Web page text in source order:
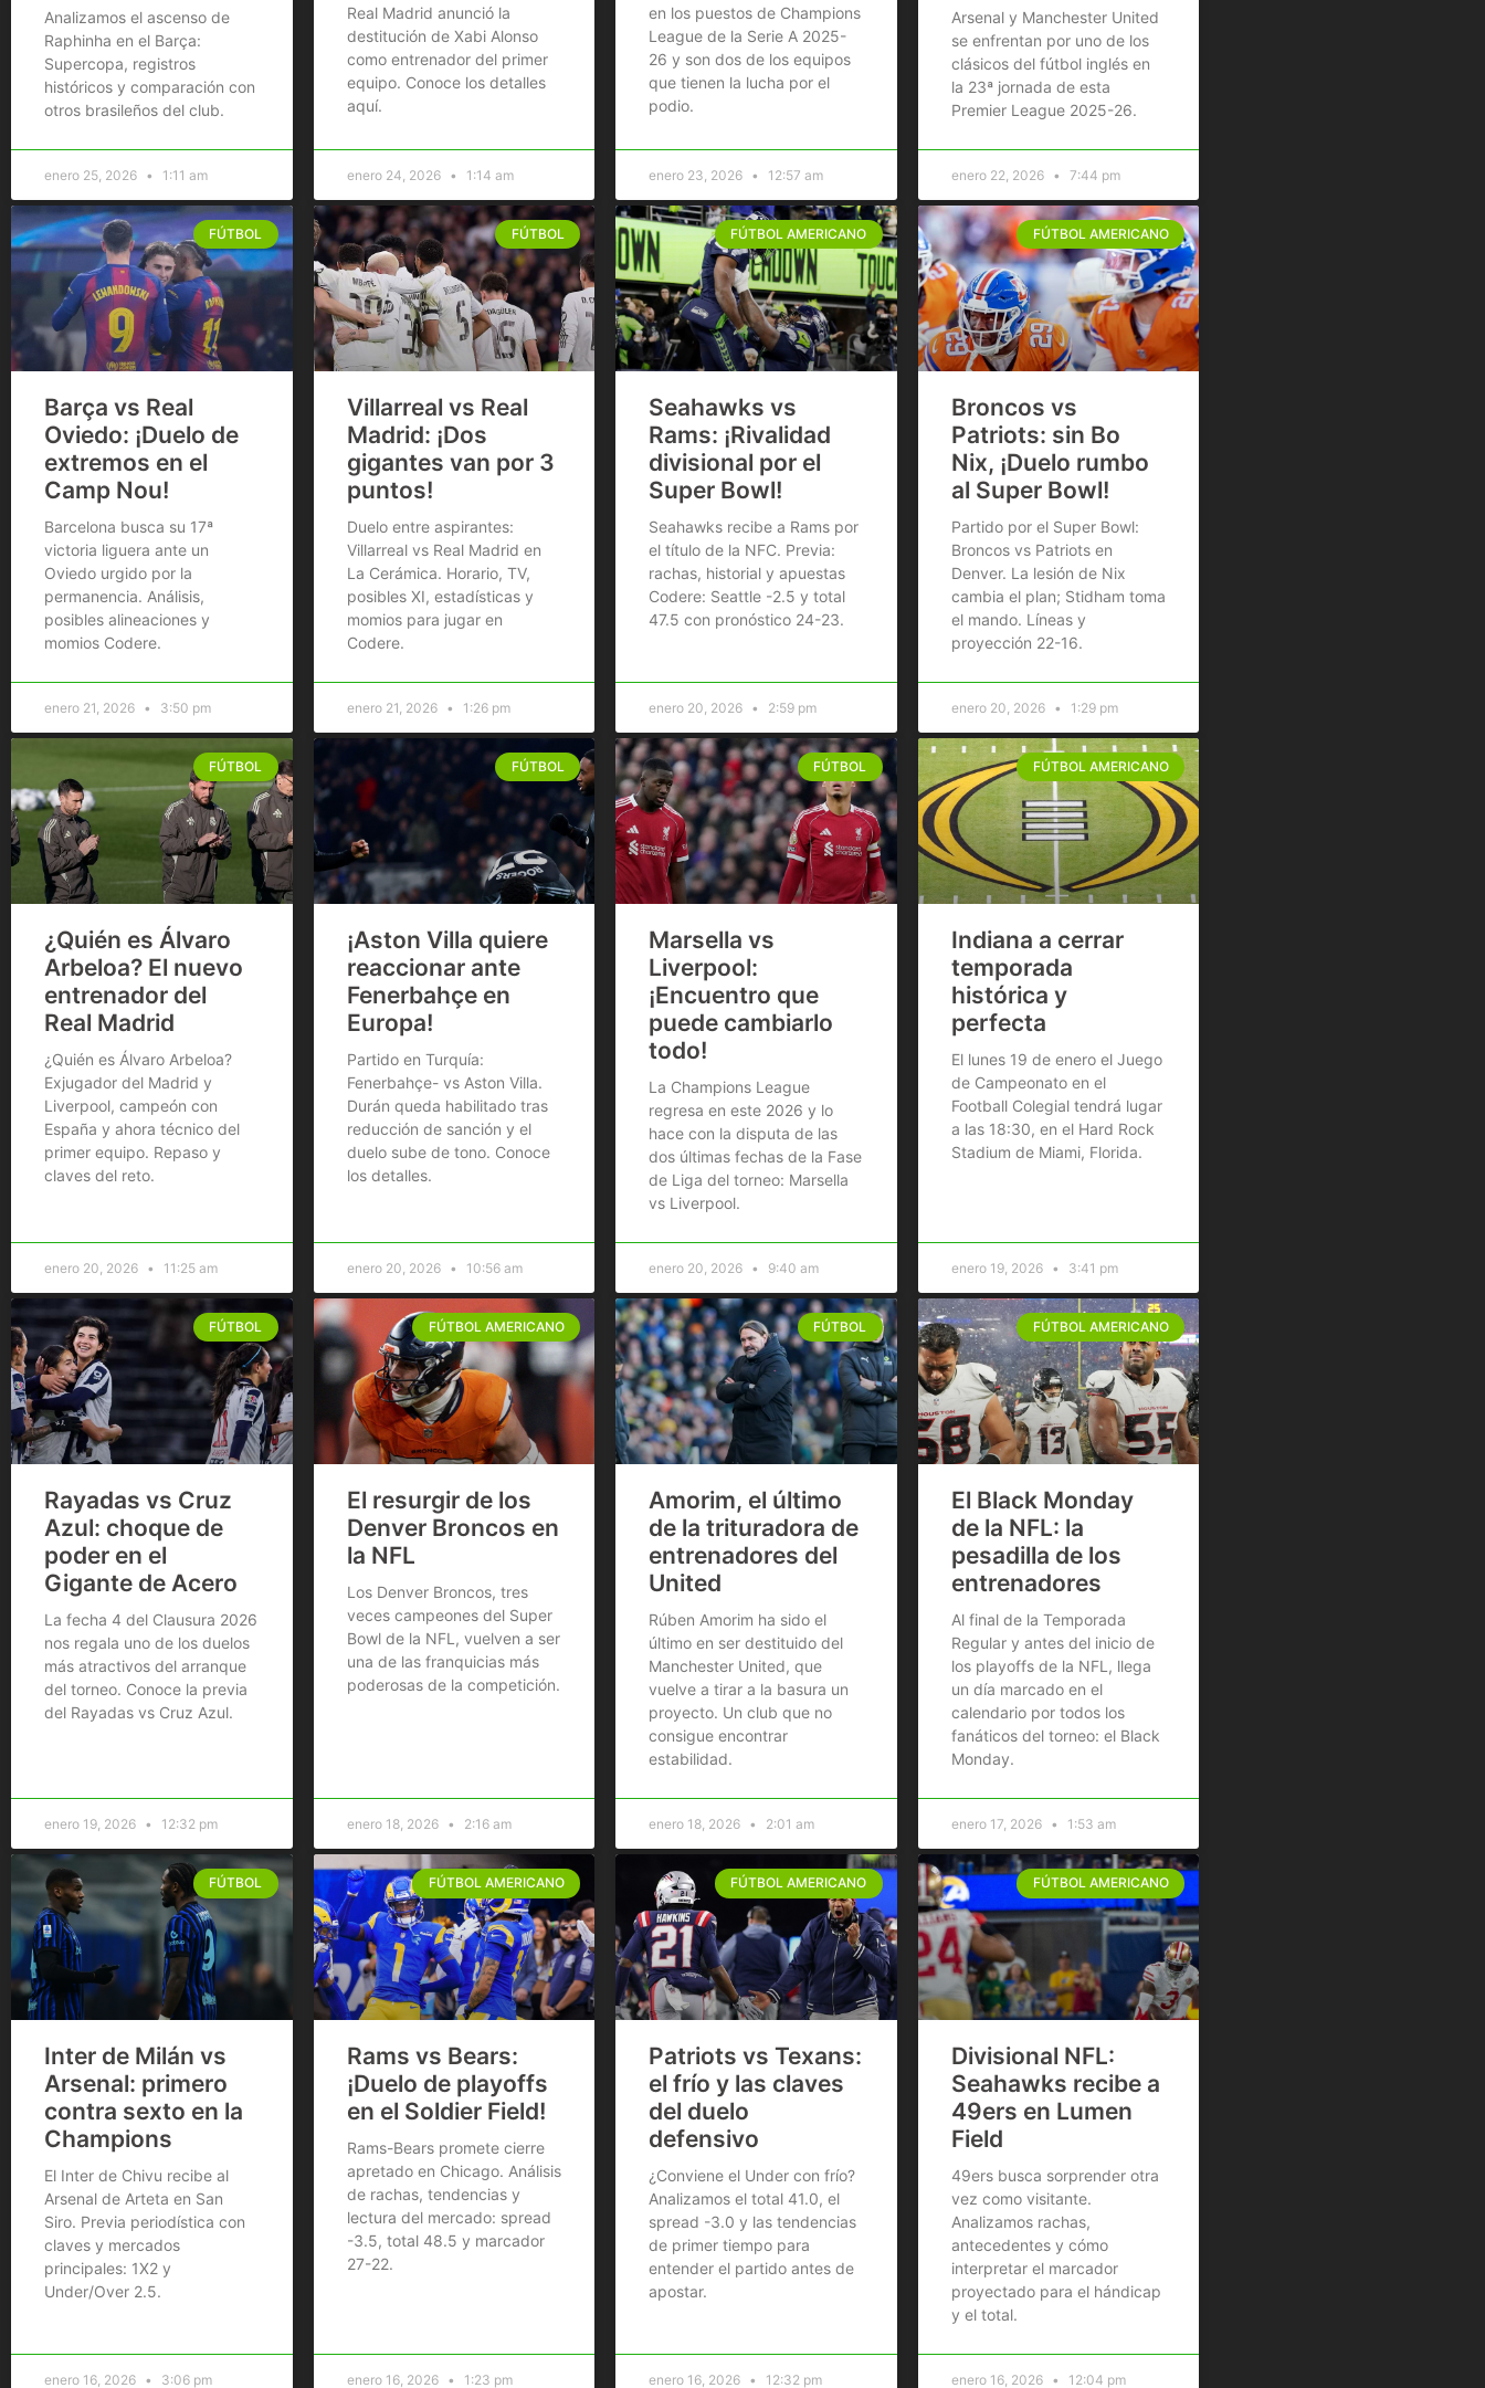
Analizamos el ascenso de
Raphinha en el Barça:
Supercopa, registros
históricos y comparación con
otros brasileños del club.
enero 25, 2026 1:11 am
Real Madrid anunció la
destitución de Xabi Alonso
como entrenador del primer
equipo. Conoce los detalles
aquí.
enero 24, 2026 1:14 am
en los puestos de Champions
League de la Serie A 2025-
26 y son dos de los equipos
que tienen la lucha por el
podio.
enero 23, 2026 12:57 am
Arsenal y Manchester United
se enfrentan por uno de los
clásicos del fútbol inglés en
la 23ª jornada de esta
Premier League 2025-26.
enero 22, 2026 7:44 pm
FÚTBOL
Barça vs Real
Oviedo: ¡Duelo de
extremos en el
Camp Nou!
Barcelona busca su 17ª
victoria liguera ante un
Oviedo urgido por la
permanencia. Análisis,
posibles alineaciones y
momios Codere.
enero 21, 2026 3:50 pm
FÚTBOL
Villarreal vs Real
Madrid: ¡Dos
gigantes van por 3
puntos!
Duelo entre aspirantes:
Villarreal vs Real Madrid en
La Cerámica. Horario, TV,
posibles XI, estadísticas y
momios para jugar en
Codere.
enero 21, 2026 1:26 pm
FÚTBOL AMERICANO
Seahawks vs
Rams: ¡Rivalidad
divisional por el
Super Bowl!
Seahawks recibe a Rams por
el título de la NFC. Previa:
rachas, historial y apuestas
Codere: Seattle -2.5 y total
47.5 con pronóstico 24-23.
enero 20, 2026 2:59 pm
FÚTBOL AMERICANO
Broncos vs
Patriots: sin Bo
Nix, ¡Duelo rumbo
al Super Bowl!
Partido por el Super Bowl:
Broncos vs Patriots en
Denver. La lesión de Nix
cambia el plan; Stidham toma
el mando. Líneas y
proyección 22-16.
enero 20, 2026 1:29 pm
FÚTBOL
¿Quién es Álvaro
Arbeloa? El nuevo
entrenador del
Real Madrid
¿Quién es Álvaro Arbeloa?
Exjugador del Madrid y
Liverpool, campeón con
España y ahora técnico del
primer equipo. Repaso y
claves del reto.
enero 20, 2026 11:25 am
FÚTBOL
¡Aston Villa quiere
reaccionar ante
Fenerbahçe en
Europa!
Partido en Turquía:
Fenerbahçe- vs Aston Villa.
Durán queda habilitado tras
reducción de sanción y el
duelo sube de tono. Conoce
los detalles.
enero 20, 2026 10:56 am
FÚTBOL
Marsella vs
Liverpool:
¡Encuentro que
puede cambiarlo
todo!
La Champions League
regresa en este 2026 y lo
hace con la disputa de las
dos últimas fechas de la Fase
de Liga del torneo: Marsella
vs Liverpool.
enero 20, 2026 9:40 am
FÚTBOL AMERICANO
Indiana a cerrar
temporada
histórica y
perfecta
El lunes 19 de enero el Juego
de Campeonato en el
Football Colegial tendrá lugar
a las 18:30, en el Hard Rock
Stadium de Miami, Florida.
enero 19, 2026 3:41 pm
FÚTBOL
Rayadas vs Cruz
Azul: choque de
poder en el
Gigante de Acero
La fecha 4 del Clausura 2026
nos regala uno de los duelos
más atractivos del arranque
del torneo. Conoce la previa
del Rayadas vs Cruz Azul.
enero 19, 2026 12:32 pm
FÚTBOL AMERICANO
El resurgir de los
Denver Broncos en
la NFL
Los Denver Broncos, tres
veces campeones del Super
Bowl de la NFL, vuelven a ser
una de las franquicias más
poderosas de la competición.
enero 18, 2026 2:16 am
FÚTBOL
Amorim, el último
de la trituradora de
entrenadores del
United
Rúben Amorim ha sido el
último en ser destituido del
Manchester United, que
vuelve a tirar a la basura un
proyecto. Un club que no
consigue encontrar
estabilidad.
enero 18, 2026 2:01 am
FÚTBOL AMERICANO
El Black Monday
de la NFL: la
pesadilla de los
entrenadores
Al final de la Temporada
Regular y antes del inicio de
los playoffs de la NFL, llega
un día marcado en el
calendario por todos los
fanáticos del torneo: el Black
Monday.
enero 17, 2026 1:53 am
FÚTBOL
Inter de Milán vs
Arsenal: primero
contra sexto en la
Champions
El Inter de Chivu recibe al
Arsenal de Arteta en San
Siro. Previa periodística con
claves y mercados
principales: 1X2 y
Under/Over 2.5.
enero 16, 2026 3:06 pm
FÚTBOL AMERICANO
Rams vs Bears:
¡Duelo de playoffs
en el Soldier Field!
Rams-Bears promete cierre
apretado en Chicago. Análisis
de rachas, tendencias y
lectura del mercado: spread
-3.5, total 48.5 y marcador
27-22.
enero 16, 2026 1:23 pm
FÚTBOL AMERICANO
Patriots vs Texans:
el frío y las claves
del duelo
defensivo
¿Conviene el Under con frío?
Analizamos el total 41.0, el
spread -3.0 y las tendencias
de primer tiempo para
entender el partido antes de
apostar.
enero 16, 2026 12:32 pm
FÚTBOL AMERICANO
Divisional NFL:
Seahawks recibe a
49ers en Lumen
Field
49ers busca sorprender otra
vez como visitante.
Analizamos rachas,
antecedentes y cómo
interpretar el marcador
proyectado para el hándicap
y el total.
enero 16, 2026 12:04 pm